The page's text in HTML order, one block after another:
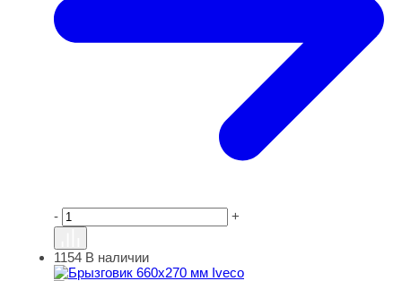
- +
Брызговик 660х270 мм Iveco
1154 В наличии